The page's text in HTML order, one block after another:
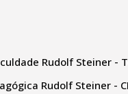
Rudolf Steiner -
Rudolf Steiner -